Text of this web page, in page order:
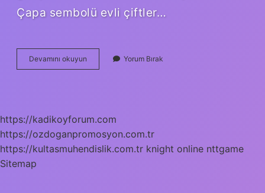
Çapa sembolü evli çiftler…
Devamını okuyun
Denizci
Yorum Bırak
https://kadikoyforum.com
https://ozdoganpromosyon.com.tr
https://kultasmuhendislik.com.tr knight online nttgame
Sitemap